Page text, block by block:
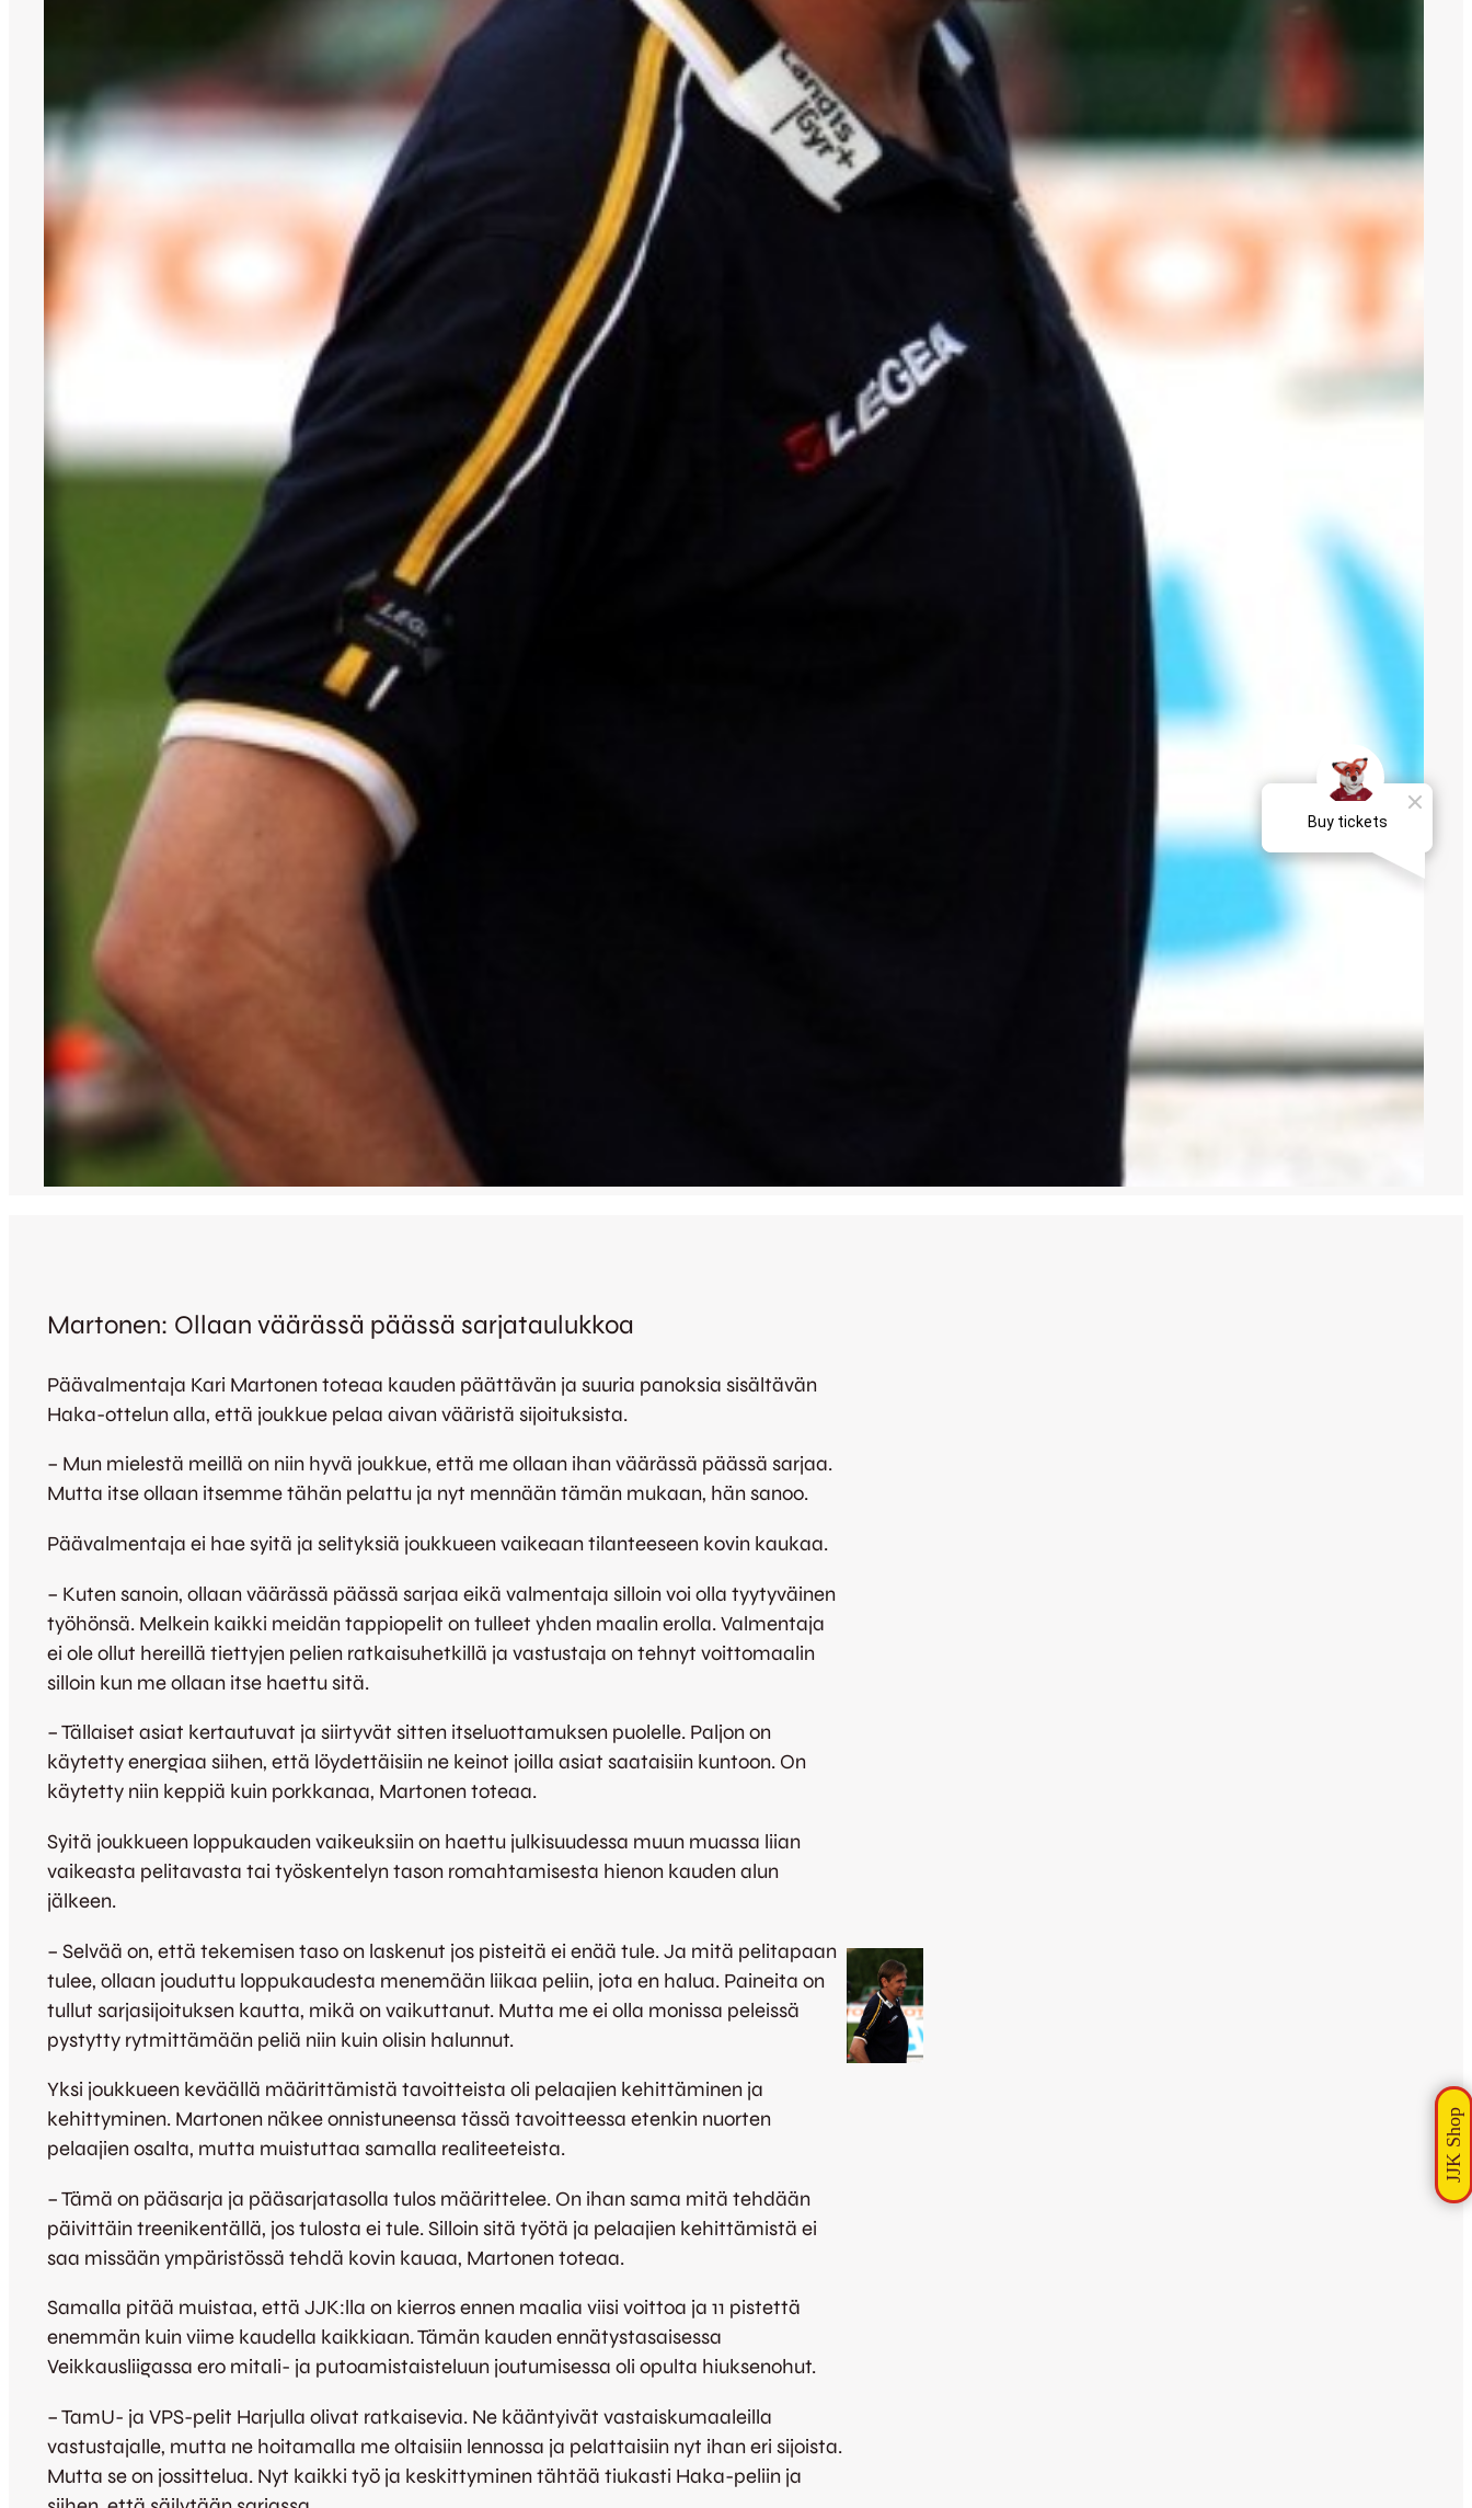
Martonen: Ollaan väärässä päässä sarjataulukkoa
Päävalmentaja Kari Martonen toteaa kauden päättävän ja suuria panoksia sisältävän
Haka-ottelun alla, että joukkue pelaa aivan vääristä sijoituksista.
– Mun mielestä meillä on niin hyvä joukkue, että me ollaan ihan väärässä päässä sarjaa.
Mutta itse ollaan itsemme tähän pelattu ja nyt mennään tämän mukaan, hän sanoo.
Päävalmentaja ei hae syitä ja selityksiä joukkueen vaikeaan tilanteeseen kovin kaukaa.
– Kuten sanoin, ollaan väärässä päässä sarjaa eikä valmentaja silloin voi olla tyytyväinen
työhönsä. Melkein kaikki meidän tappiopelit on tulleet yhden maalin erolla. Valmentaja
ei ole ollut hereillä tiettyjen pelien ratkaisuhetkillä ja vastustaja on tehnyt voittomaalin
silloin kun me ollaan itse haettu sitä.
– Tällaiset asiat kertautuvat ja siirtyvät sitten itseluottamuksen puolelle. Paljon on
käytetty energiaa siihen, että löydettäisiin ne keinot joilla asiat saataisiin kuntoon. On
käytetty niin keppiä kuin porkkanaa, Martonen toteaa.
Syitä joukkueen loppukauden vaikeuksiin on haettu julkisuudessa muun muassa liian
vaikeasta pelitavasta tai työskentelyn tason romahtamisesta hienon kauden alun
jälkeen.
– Selvää on, että tekemisen taso on laskenut jos pisteitä ei enää tule. Ja mitä pelitapaan
tulee, ollaan jouduttu loppukaudesta menemään liikaa peliin, jota en halua. Paineita on
tullut sarjasijoituksen kautta, mikä on vaikuttanut. Mutta me ei olla monissa peleissä
pystytty rytmittämään peliä niin kuin olisin halunnut.
Yksi joukkueen keväällä määrittämistä tavoitteista oli pelaajien kehittäminen ja
kehittyminen. Martonen näkee onnistuneensa tässä tavoitteessa etenkin nuorten
pelaajien osalta, mutta muistuttaa samalla realiteeteista.
– Tämä on pääsarja ja pääsarjatasolla tulos määrittelee. On ihan sama mitä tehdään
päivittäin treenikentällä, jos tulosta ei tule. Silloin sitä työtä ja pelaajien kehittämistä ei
saa missään ympäristössä tehdä kovin kauaa, Martonen toteaa.
Samalla pitää muistaa, että JJK:lla on kierros ennen maalia viisi voittoa ja 11 pistettä
enemmän kuin viime kaudella kaikkiaan. Tämän kauden ennätystasaisessa
Veikkausliigassa ero mitali- ja putoamistaisteluun joutumisessa oli opulta hiuksenohut.
– TamU- ja VPS-pelit Harjulla olivat ratkaisevia. Ne kääntyivät vastaiskumaaleilla
vastustajalle, mutta ne hoitamalla me oltaisiin lennossa ja pelattaisiin nyt ihan eri sijoista.
Mutta se on jossittelua. Nyt kaikki työ ja keskittyminen tähtää tiukasti Haka-peliin ja